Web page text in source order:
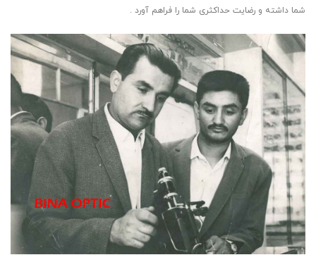
شما داشته و رضایت حداکثری شما را فراهم آورد .